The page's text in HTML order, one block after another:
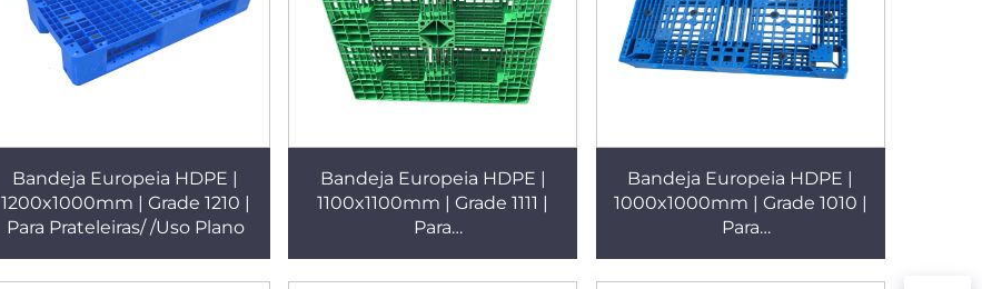
Bandeja Europeia HDPE |
1200x1000mm | Grade 1210 |
Para Prateleiras/ /Uso Plano
Bandeja Europeia HDPE |
1100x1100mm | Grade 1111 |
Para
Plano
Bandeja Europeia HDPE |
1000x1000mm | Grade 1010 |
Para
Plano